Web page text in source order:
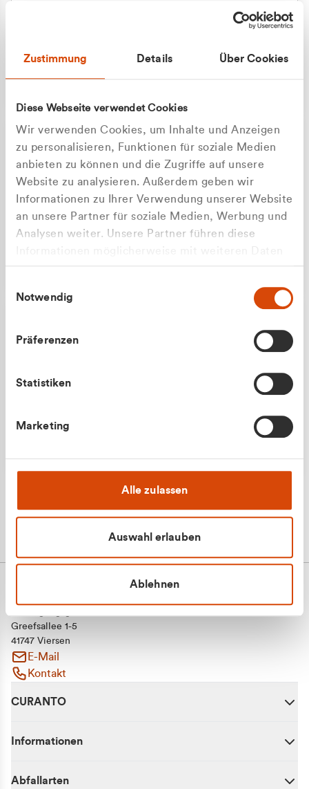
Zustimmung Details Über Cookies
Diese Webseite verwendet Cookies
Wir verwenden Cookies, um Inhalte und Anzeigen
zu personalisieren, Funktionen für soziale Medien
anbieten zu können und die Zugriffe auf unsere
Website zu analysieren. Außerdem geben wir
Informationen zu Ihrer Verwendung unserer Website
an unsere Partner für soziale Medien, Werbung und
Analysen weiter. Unsere Partner führen diese
gesammelt haben.
Notwendig
Präferenzen
Statistiken
Marketing
Alle zulassen
Auswahl erlauben
Ablehnen
+49 177 8376058
Apilash Balanesan
Greefsallee 1-5
41747 Viersen
E-Mail
Kontakt
CURANTO
Informationen
Abfallarten